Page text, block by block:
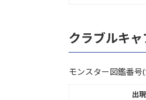
クラブルキ
モンスター図鑑番号
出